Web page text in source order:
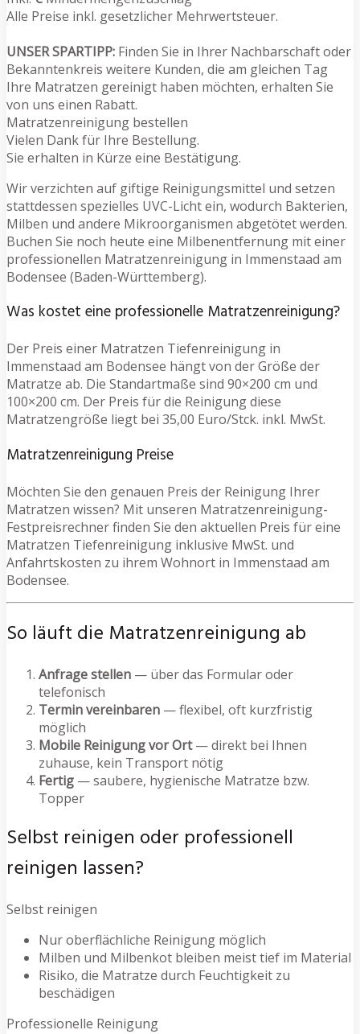
Alle Preise inkl. gesetzlicher Mehrwertsteuer.
UNSER SPARTIPP: Finden Sie in Ihrer Nachbarschaft oder
Bekanntenkreis weitere Kunden, die am gleichen Tag
Ihre Matratzen gereinigt haben möchten, erhalten Sie
von uns einen Rabatt.
Matratzenreinigung bestellen
Vielen Dank für Ihre Bestellung.
Sie erhalten in Kürze eine Bestätigung.
Wir verzichten auf giftige Reinigungsmittel und setzen
stattdessen spezielles UVC-Licht ein, wodurch Bakterien,
Milben und andere Mikroorganismen abgetötet werden.
Buchen Sie noch heute eine Milbenentfernung mit einer
professionellen Matratzenreinigung in Immenstaad am
Bodensee (Baden-Württemberg).
Was kostet eine professionelle Matratzenreinigung?
Der Preis einer Matratzen Tiefenreinigung in
Immenstaad am Bodensee hängt von der Größe der
Matratze ab. Die Standartmaße sind 90×200 cm und
100×200 cm. Der Preis für die Reinigung diese
Matratzengröße liegt bei 35,00 Euro/Stck. inkl. MwSt.
Matratzenreinigung Preise
Möchten Sie den genauen Preis der Reinigung Ihrer
Matratzen wissen? Mit unseren Matratzenreinigung-
Festpreisrechner finden Sie den aktuellen Preis für eine
Matratzen Tiefenreinigung inklusive MwSt. und
Anfahrtskosten zu ihrem Wohnort in Immenstaad am
Bodensee.
So läuft die Matratzenreinigung ab
Anfrage stellen — über das Formular oder
telefonisch
Termin vereinbaren — flexibel, oft kurzfristig
möglich
Mobile Reinigung vor Ort— direkt bei Ihnen
zuhause, kein Transport nötig
Fertig — saubere, hygienische Matratze bzw.
Topper
Selbst reinigen oder professionell
reinigen lassen?
Selbst reinigen
Nur oberflächliche Reinigung möglich
Milben und Milbenkot bleiben meist tief im Material
Risiko, die Matratze durch Feuchtigkeit zu
beschädigen
Professionelle Reinigung